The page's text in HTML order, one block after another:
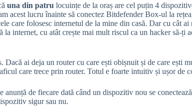
una din patru locuințe de la oraș are cel puțin 4
acest lucru înainte să conectez Bitdefender Box-ul la
care folosesc internetul de la mine din casă. Dar cu cât ai
la internet, cu atât crește mai mult riscul ca un hacker să-ți
Dacă ai deja un router cu care ești obișnuit și de care ești
care trece prin router. Totul e foarte intuitiv și ușor de
de fiecare dată când un dispozitiv nou se
sigur sau nu.